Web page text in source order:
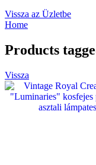
Vissza az Üzletbe
Home
Products
Vissza